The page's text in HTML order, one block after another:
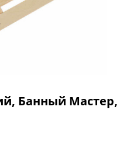
Банный Мастер,